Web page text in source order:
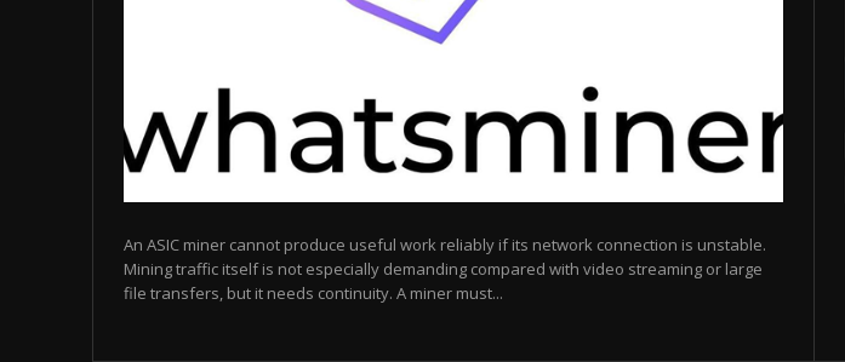
An ASIC miner cannot produce useful work reliably if its network connection is unstable.
Mining traffic itself is not especially demanding compared with video streaming or large
file transfers, but it needs continuity. A miner must...